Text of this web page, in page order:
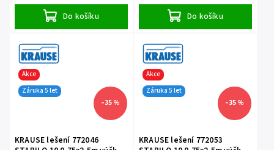
Do košíku Do košíku
Akce
Záruka 5 let
–35 %
KRAUSE lešení 772046
Akce
Záruka 5 let
–35 %
KRAUSE lešení 772053